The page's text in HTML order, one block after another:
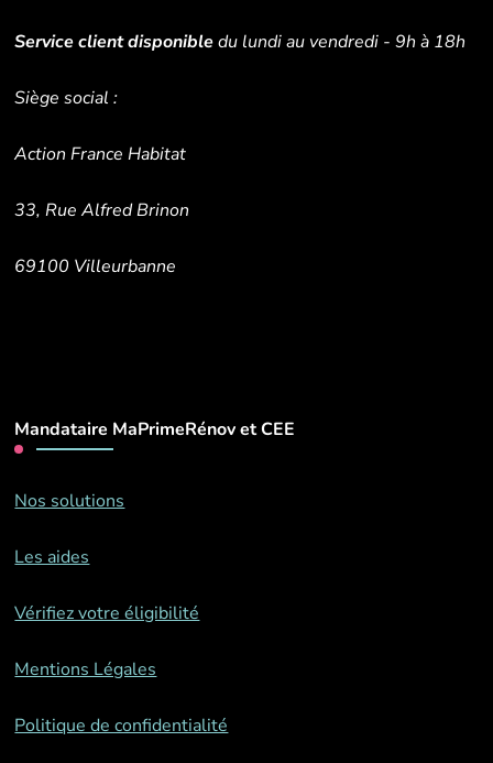
Service client disponibledu lundi au vendredi - 9h à 18h
Siège social :
Action France Habitat
33, Rue Alfred Brinon
69100 Villeurbanne
Mandataire MaPrimeRénov et CEE
Nos solutions
Les aides
Vérifiez votre éligibilité
Mentions Légales
Politique de confidentialité